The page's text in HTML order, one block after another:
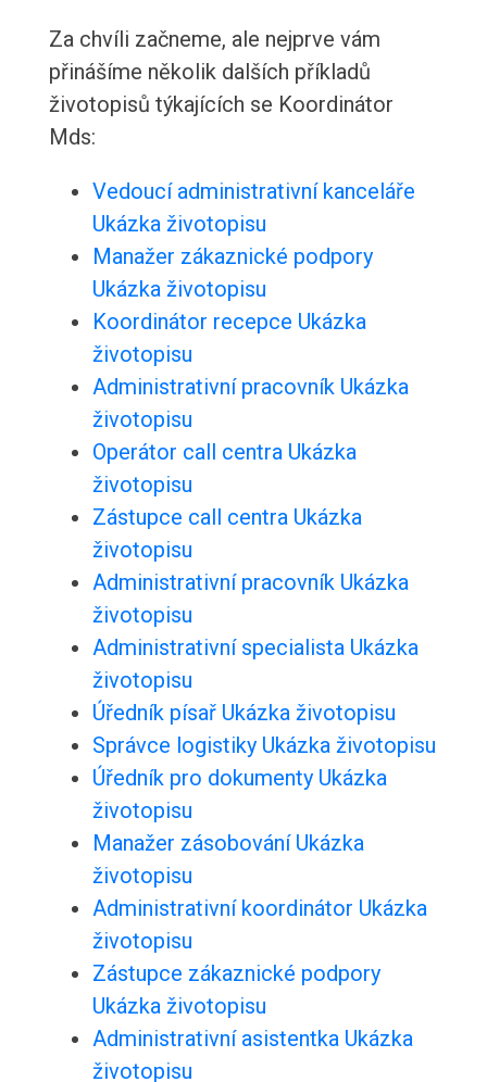
Za chvíli začneme, ale nejprve vám
přinášíme několik dalších příkladů
životopisů týkajících se Koordinátor
Mds:
Vedoucí administrativní kanceláře
Ukázka životopisu
Manažer zákaznické podpory
Ukázka životopisu
Koordinátor recepce Ukázka
životopisu
Administrativní pracovník Ukázka
životopisu
Operátor call centra Ukázka
životopisu
Zástupce call centra Ukázka
životopisu
Administrativní pracovník Ukázka
životopisu
Administrativní specialista Ukázka
životopisu
Úředník písař Ukázka životopisu
Správce logistiky Ukázka životopisu
Úředník pro dokumenty Ukázka
životopisu
Manažer zásobování Ukázka
životopisu
Administrativní koordinátor Ukázka
životopisu
Zástupce zákaznické podpory
Ukázka životopisu
Administrativní asistentka Ukázka
životopisu